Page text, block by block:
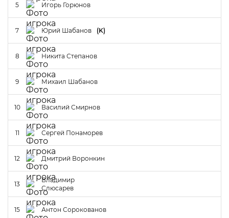
5 Игорь Горюнов
7 Юрий Шабанов (K)
8 Никита Степанов
9 Михаил Шабанов
10 Василий Смирнов
11 Сергей Понаморев
12 Дмитрий Воронкин
13
Владимир
Слюсарев
15 Антон Сорокованов